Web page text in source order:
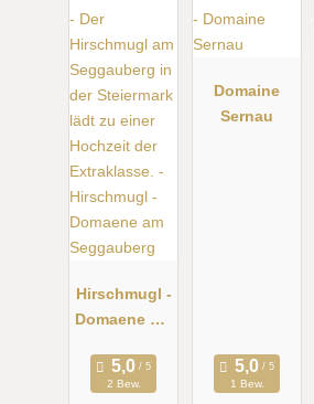
Hirschmugl -
Domaene am
2 Bew.
Domaine
Sernau
1 Bew.